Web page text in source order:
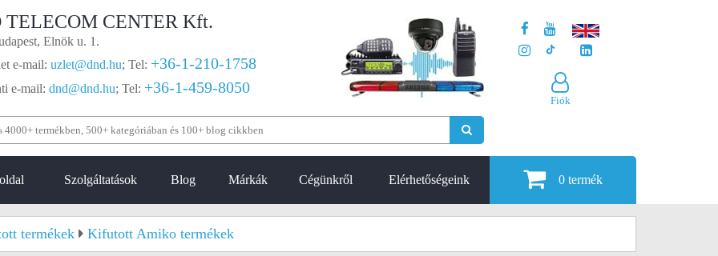
TELECOM CENTER Kft.
Elnök u. 1.
e-mail: uzlet@dnd.hu; Tel: +36-1-210-1758
e-mail: dnd@dnd.hu; Tel: +36-1-459-8050
Fiók
Szolgáltatások Blog Márkák Cégünkről Elérhetőségeink 0 termék
termékek Kifutott Amiko termékek